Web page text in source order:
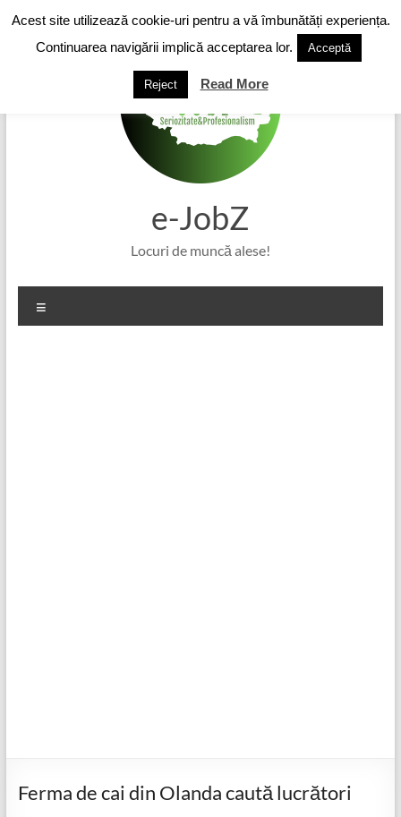
to
content
e-JobZ
Locuri de muncă alese!
Ferma de cai din Olanda caută lucrători
Acest site utilizează cookie-uri pentru a vă îmbunătăți experiența.
Continuarea navigării implică acceptarea lor.
Acceptă
Reject Read More